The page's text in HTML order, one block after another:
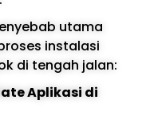
utama
instalasi
di tengah jalan:
Aplikasi di